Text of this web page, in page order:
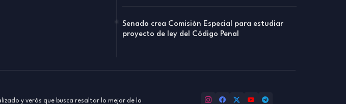
Senado crea Comisión Especial para estudiar
proyecto de ley del Código Penal
y verás que busca resaltar lo mejor de la